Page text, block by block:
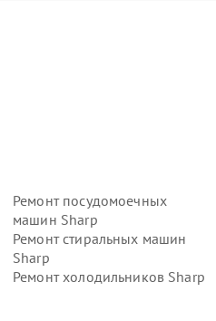
Ремонт посудомоечных
машин Sharp
Ремонт стиральных машин
Sharp
Ремонт холодильников Sharp